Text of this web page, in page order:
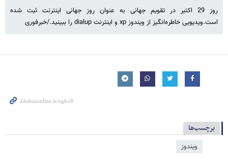
روز 29 اکتبر در تقویم جهانی به عنوان روز جهانی اینترنت ثبت شده
است.ویدیویی خاطره‌انگیز از ویندوز xp و اینترنت dialup را ببینید./خبرفوری
برچسب‌ها
ویندوز